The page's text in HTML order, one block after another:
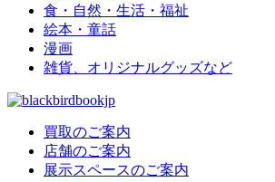
食・自然・生活・福祉
絵本・童話
漫画
雑貨、オリジナルグッズなど
買取のご案内
店舗のご案内
展示スペースのご案内